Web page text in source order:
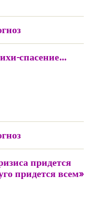
спасение...
придется
придется всем»